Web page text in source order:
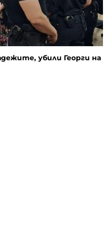
убили Георги на